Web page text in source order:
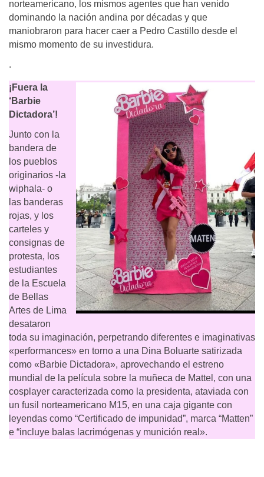
norteamericano, los mismos agentes que han venido
dominando la nación andina por décadas y que
maniobraron para hacer caer a Pedro Castillo desde el
mismo momento de su investidura.
.
¡Fuera la
‘Barbie
Dictadora’!
Junto con la
bandera de
los pueblos
originarios -la
wiphala- o
las banderas
rojas, y los
carteles y
consignas de
protesta, los
estudiantes
de la Escuela
de Bellas
Artes de Lima
desataron
toda su imaginación, perpetrando diferentes e imaginativas
«performances» en torno a una Dina Boluarte satirizada
como «Barbie Dictadora», aprovechando el estreno
mundial de la película sobre la muñeca de Mattel, con una
cosplayer caracterizada como la presidenta, ataviada con
un fusil norteamericano M15, en una caja gigante con
leyendas como “Certificado de impunidad”, marca “Matten”
e “incluye balas lacrimógenas y munición real».